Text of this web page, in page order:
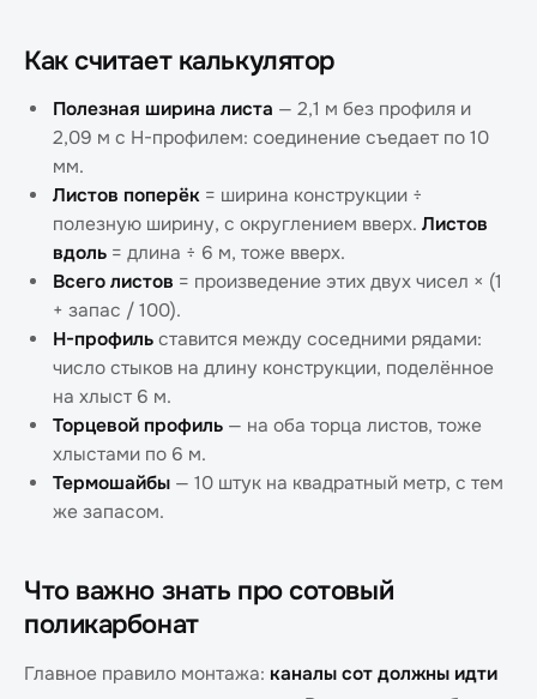
Как считает калькулятор
Полезная ширина листа — 2,1 м без профиля и
2,09 м с H-профилем: соединение съедает по 10
мм.
Листов поперёк = ширина конструкции ÷
полезную ширину, с округлением вверх. Листов
вдоль = длина ÷ 6 м, тоже вверх.
Всего листов = произведение этих двух чисел × (1
+ запас / 100).
H-профиль ставится между соседними рядами:
число стыков на длину конструкции, поделённое
на хлыст 6 м.
Торцевой профиль — на оба торца листов, тоже
хлыстами по 6 м.
Термошайбы — 10 штук на квадратный метр, с тем
же запасом.
Что важно знать про сотовый
поликарбонат
Главное правило монтажа: каналы сот должны идти